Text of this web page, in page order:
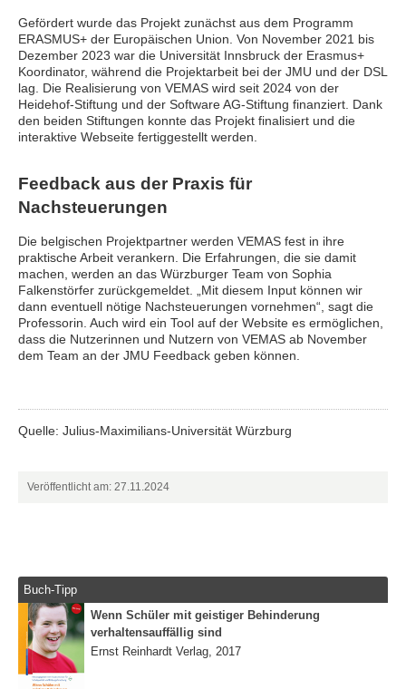
Gefördert wurde das Projekt zunächst aus dem Programm
ERASMUS+ der Europäischen Union. Von November 2021 bis
Dezember 2023 war die Universität Innsbruck der Erasmus+
Koordinator, während die Projektarbeit bei der JMU und der DSL
lag. Die Realisierung von VEMAS wird seit 2024 von der
Heidehof-Stiftung und der Software AG-Stiftung finanziert. Dank
den beiden Stiftungen konnte das Projekt finalisiert und die
interaktive Webseite fertiggestellt werden.
Feedback aus der Praxis für
Nachsteuerungen
Die belgischen Projektpartner werden VEMAS fest in ihre
praktische Arbeit verankern. Die Erfahrungen, die sie damit
machen, werden an das Würzburger Team von Sophia
Falkenstörfer zurückgemeldet. „Mit diesem Input können wir
dann eventuell nötige Nachsteuerungen vornehmen“, sagt die
Professorin. Auch wird ein Tool auf der Website es ermöglichen,
dass die Nutzerinnen und Nutzern von VEMAS ab November
dem Team an der JMU Feedback geben können.
Quelle: Julius-Maximilians-Universität Würzburg
Veröffentlicht am: 27.11.2024
Buch-Tipp
Wenn Schüler mit geistiger Behinderung
verhaltensauffällig sind
Ernst Reinhardt Verlag, 2017